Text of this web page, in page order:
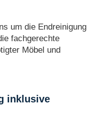
um die Endreinigung
fachgerechte
Möbel und
inklusive